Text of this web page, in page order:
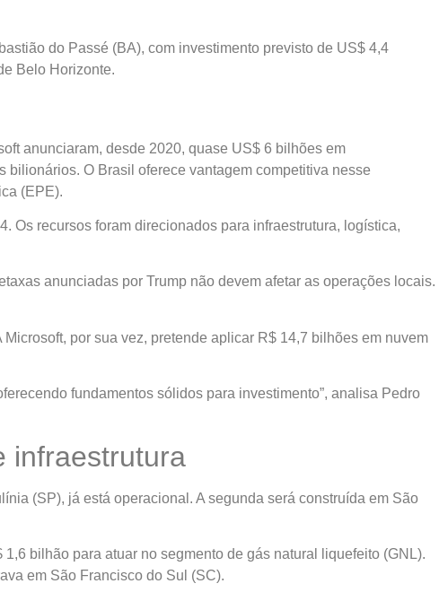
do Passé (BA), com investimento previsto de US$ 4,4
Belo Horizonte.
anunciaram, desde 2020, quase US$ 6 bilhões em
O Brasil oferece vantagem competitiva nesse
(EPE).
Os recursos foram direcionados para infraestrutura, logística,
anunciadas por Trump não devem afetar as operações locais.
por sua vez, pretende aplicar R$ 14,7 bilhões em nuvem
fundamentos sólidos para investimento”, analisa Pedro
infraestrutura
(SP), já está operacional. A segunda será construída em São
bilhão para atuar no segmento de gás natural liquefeito (GNL).
em São Francisco do Sul (SC).